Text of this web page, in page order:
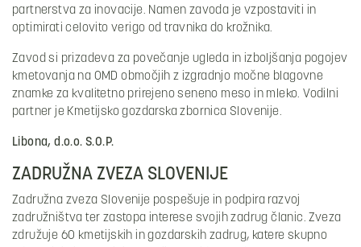
partnerstva za inovacije. Namen zavoda je vzpostaviti in
optimirati celovito verigo od travnika do krožnika.
Zavod si prizadeva za povečanje ugleda in izboljšanja pogojev
kmetovanja na OMD območjih z izgradnjo močne blagovne
znamke za kvalitetno prirejeno seneno meso in mleko. Vodilni
partner je Kmetijsko gozdarska zbornica Slovenije.
Libona, d.o.o. S.O.P.
ZADRUŽNA ZVEZA SLOVENIJE
Zadružna zveza Slovenije pospešuje in podpira razvoj
zadružništva ter zastopa interese svojih zadrug članic. Zveza
združuje 60 kmetijskih in gozdarskih zadrug, katere skupno